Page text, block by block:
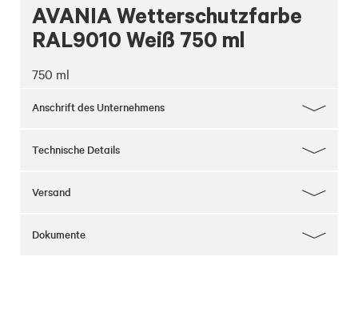
AVANIA Wetterschutzfarbe
RAL9010 Weiß 750 ml
750 ml
Anschrift des Unternehmens
Technische Details
Versand
Dokumente